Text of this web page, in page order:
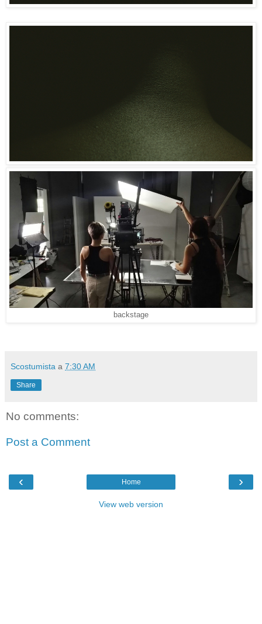
backstage
Scostumista a 7:30 AM
Share
No comments:
Post a Comment
‹ ›
Home
View web version